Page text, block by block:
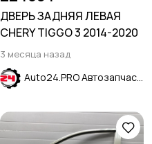
ДВЕРЬ ЗАДНЯЯ ЛЕВАЯ
CHERY TIGGO 3 2014-2020
3 месяца назад
Auto24.PRO Автозапчасти